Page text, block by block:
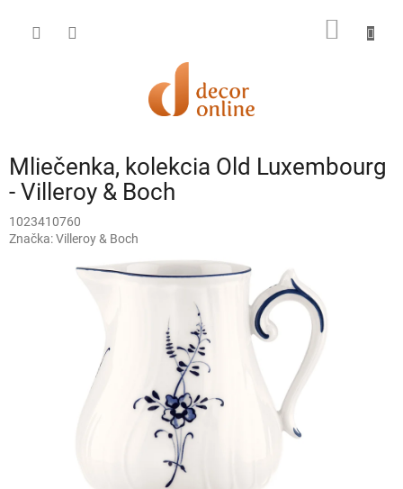
obsah
Mliečenka, kolekcia Old Luxembourg
- Villeroy & Boch
1023410760
Značka:Villeroy & Boch